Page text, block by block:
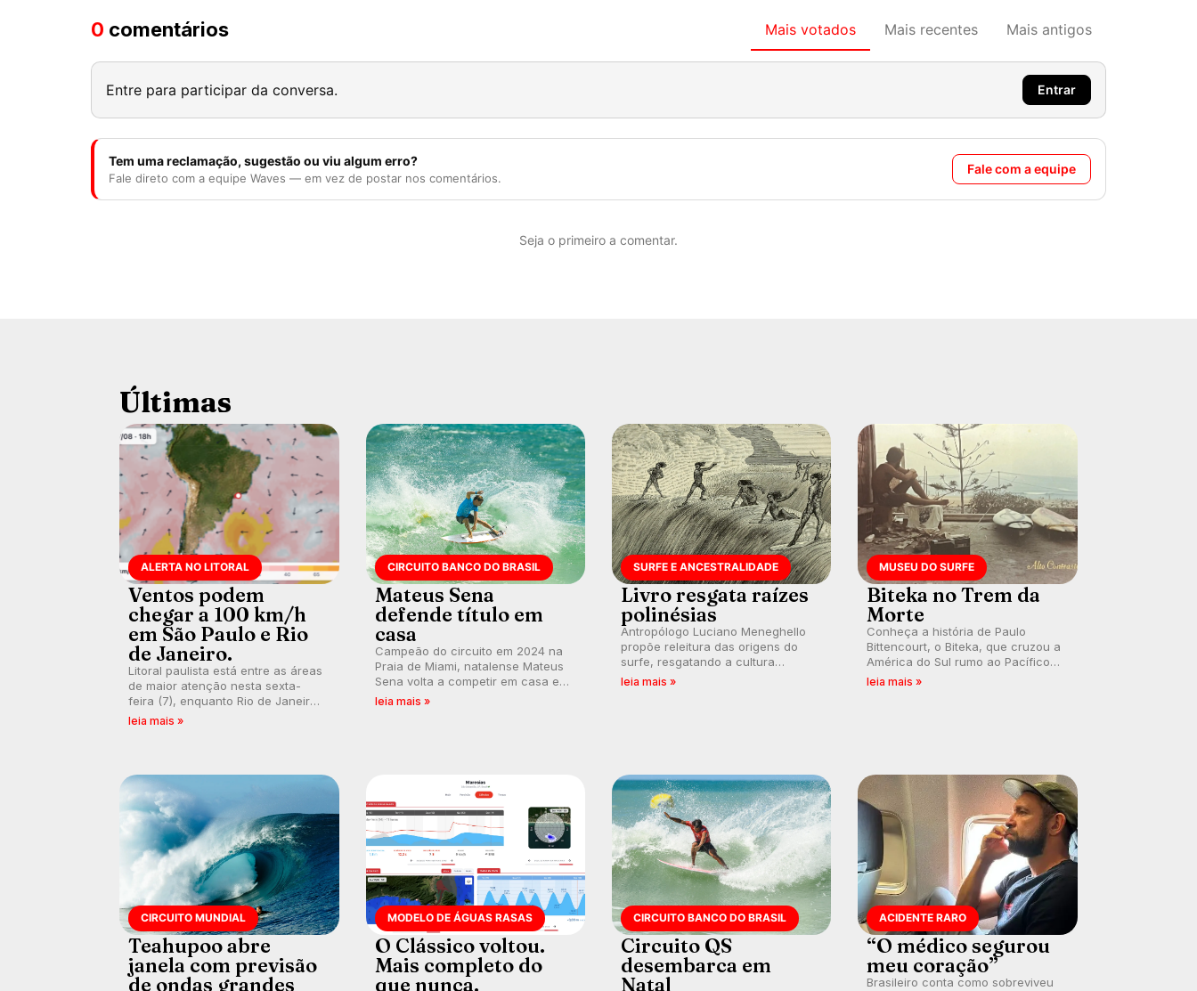
0 comentários Mais votados Mais recentes Mais antigos
Entre para participar da conversa. Entrar
Tem uma reclamação, sugestão ou viu algum erro?
Fale direto com a equipe Waves — em vez de postar nos comentários.
Fale com a equipe
Seja o primeiro a comentar.
Últimas
ALERTA NO LITORAL
Ventos podem
chegar a 100 km/h
em São Paulo e Rio
de Janeiro.
Litoral paulista está entre as áreas
de maior atenção nesta sexta-
feira (7), enquanto Rio de Janeiro
também recebe alerta para ventos
leia mais »
CIRCUITO BANCO DO BRASIL
Mateus Sena
defende título em
casa
Campeão do circuito em 2024 na
Praia de Miami, natalense Mateus
Sena volta a competir em casa em
busca de manter a hegemonia
leia mais »
SURFE E ANCESTRALIDADE
Livro resgata raízes
polinésias
Antropólogo Luciano Meneghello
propõe releitura das origens do
surfe, resgatando a cultura
polinésia e questionando a visão
leia mais »
MUSEU DO SURFE
Biteka no Trem da
Morte
Conheça a história de Paulo
Bittencourt, o Biteka, que cruzou a
América do Sul rumo ao Pacífico
em uma jornada que se tornou um
leia mais »
CIRCUITO MUNDIAL
Teahupoo abre
janela com previsão
de ondas grandes
MODELO DE ÁGUAS RASAS
O Clássico voltou.
Mais completo do
que nunca.
CIRCUITO BANCO DO BRASIL
Circuito QS
desembarca em
Natal
ACIDENTE RARO
“O médico segurou
meu coração”
Brasileiro conta como sobreviveu